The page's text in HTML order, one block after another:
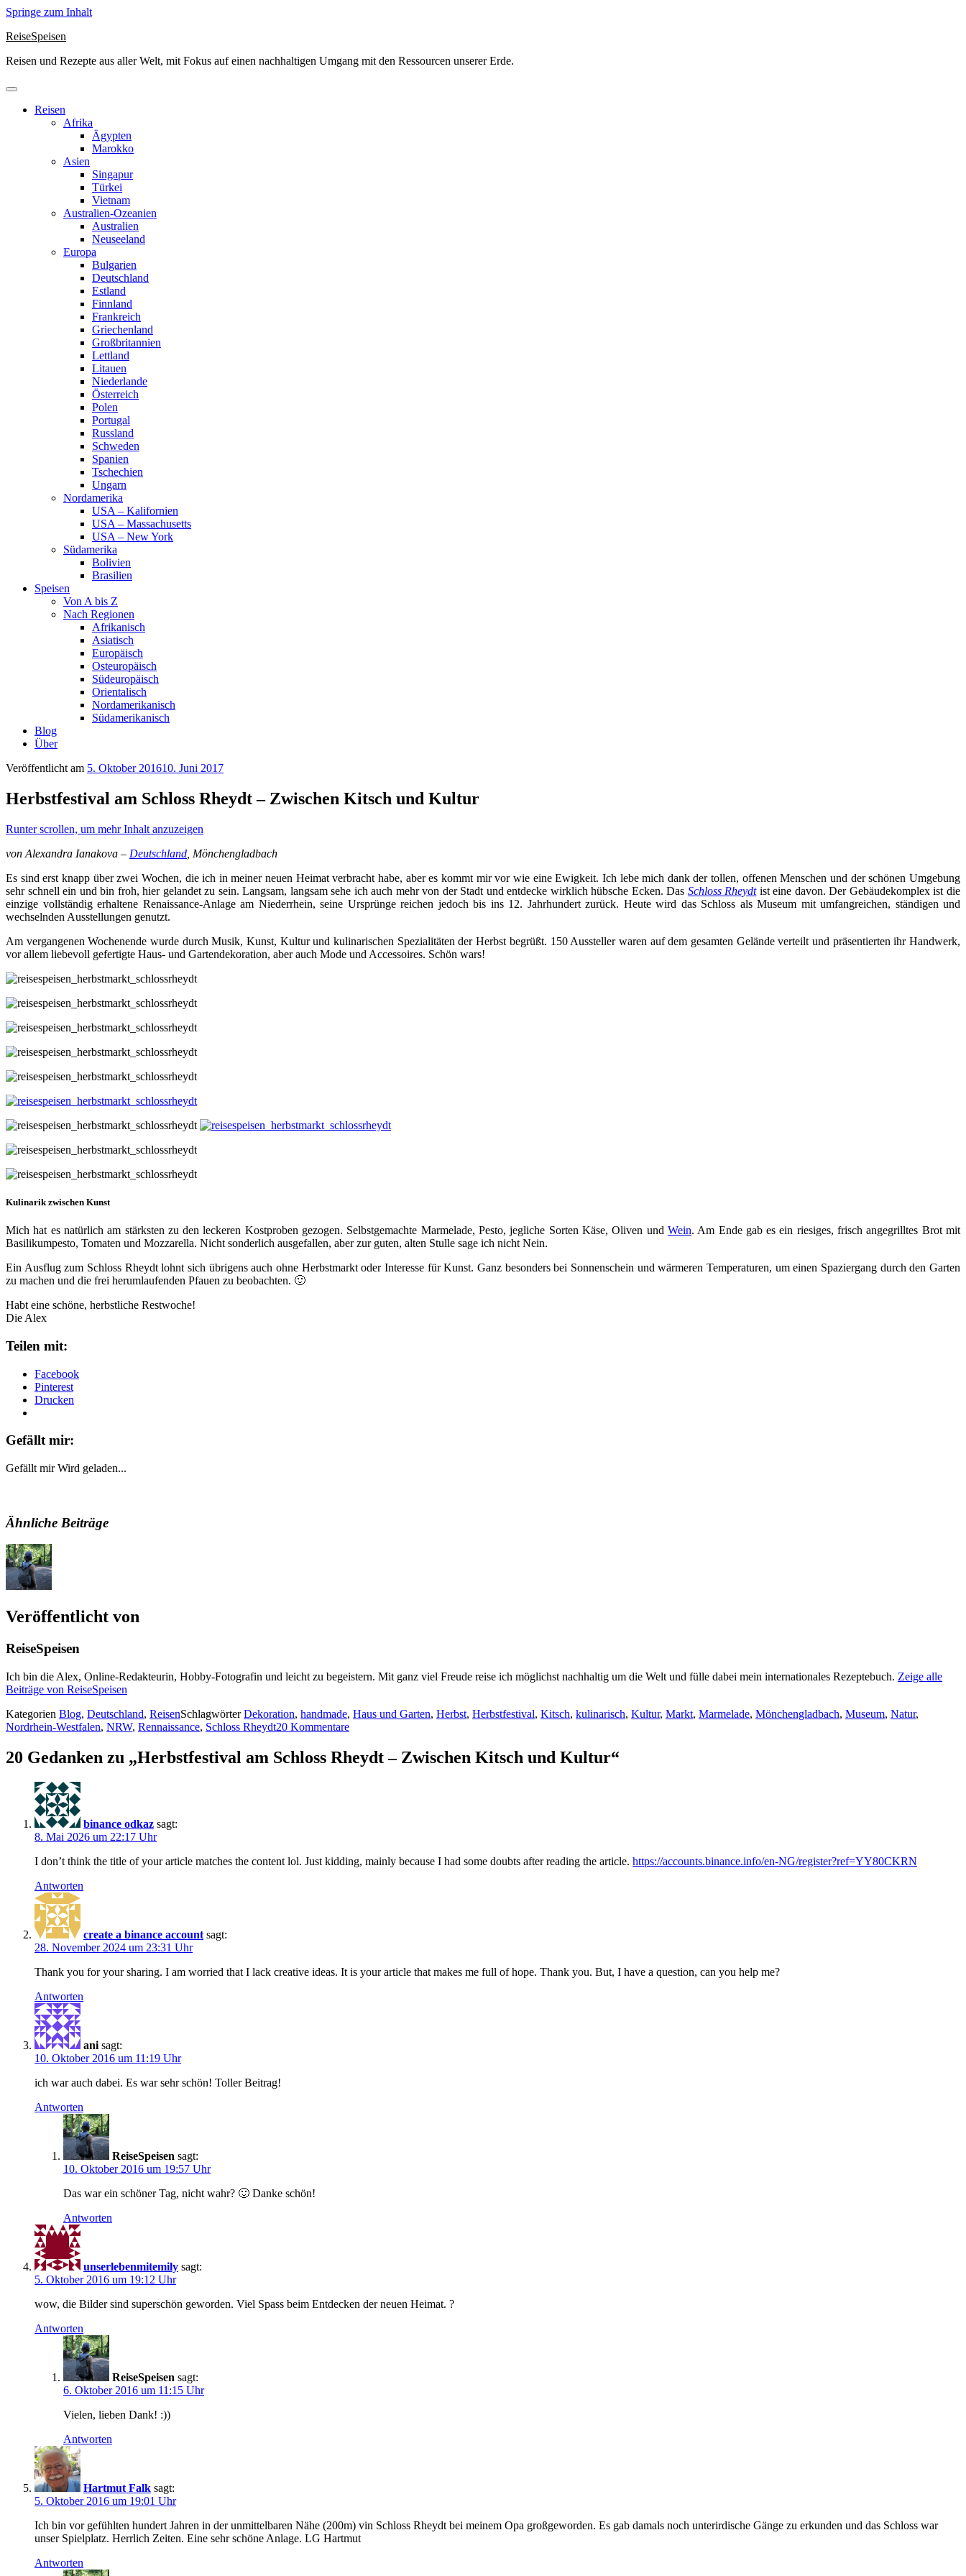
Springe zum Inhalt
ReiseSpeisen
Reisen und Rezepte aus aller Welt, mit Fokus auf einen nachhaltigen Umgang mit den Ressourcen unserer Erde.
Reisen
Afrika
Ägypten
Marokko
Asien
Singapur
Türkei
Vietnam
Australien-Ozeanien
Australien
Neuseeland
Europa
Bulgarien
Deutschland
Estland
Finnland
Frankreich
Griechenland
Großbritannien
Lettland
Litauen
Niederlande
Österreich
Polen
Portugal
Russland
Schweden
Spanien
Tschechien
Ungarn
Nordamerika
USA – Kalifornien
USA – Massachusetts
USA – New York
Südamerika
Bolivien
Brasilien
Speisen
Von A bis Z
Nach Regionen
Afrikanisch
Asiatisch
Europäisch
Osteuropäisch
Südeuropäisch
Orientalisch
Nordamerikanisch
Südamerikanisch
Blog
Über
Veröffentlicht am 5. Oktober 201610. Juni 2017
Herbstfestival am Schloss Rheydt – Zwischen Kitsch und Kultur
Runter scrollen, um mehr Inhalt anzuzeigen
von Alexandra Ianakova – Deutschland , Mönchengladbach
Es sind erst knapp über zwei Wochen, die ich in meiner neuen Heimat verbracht habe, aber es kommt mir vor wie eine Ewigkeit. Ich lebe mich dank der tollen, offenen Menschen und der schönen Umgebung
sehr schnell ein und bin froh, hier gelandet zu sein. Langsam, langsam sehe ich auch mehr von der Stadt und entdecke wirklich hübsche Ecken. Das Schloss Rheydtist eine davon. Der Gebäudekomplex ist die
einzige vollständig erhaltene Renaissance-Anlage am Niederrhein, seine Ursprünge reichen jedoch bis ins 12. Jahrhundert zurück. Heute wird das Schloss als Museum mit umfangreichen, ständigen und
wechselnden Ausstellungen genutzt.
Am vergangenen Wochenende wurde durch Musik, Kunst, Kultur und kulinarischen Spezialitäten der Herbst begrüßt. 150 Aussteller waren auf dem gesamten Gelände verteilt und präsentierten ihr Handwerk,
vor allem liebevoll gefertigte Haus- und Gartendekoration, aber auch Mode und Accessoires. Schön wars!
Kulinarik zwischen Kunst
Mich hat es natürlich am stärksten zu den leckeren Kostproben gezogen. Selbstgemachte Marmelade, Pesto, jegliche Sorten Käse, Oliven und Wein. Am Ende gab es ein riesiges, frisch angegrilltes Brot mit
Basilikumpesto, Tomaten und Mozzarella. Nicht sonderlich ausgefallen, aber zur guten, alten Stulle sage ich nicht Nein.
Ein Ausflug zum Schloss Rheydt lohnt sich übrigens auch ohne Herbstmarkt oder Interesse für Kunst. Ganz besonders bei Sonnenschein und wärmeren Temperaturen, um einen Spaziergang durch den Garten
zu machen und die frei herumlaufenden Pfauen zu beobachten. 🙂
Habt eine schöne, herbstliche Restwoche!
Die Alex
Teilen mit:
Facebook
Pinterest
Drucken
Gefällt mir:
Gefällt mir Wird geladen...
Ähnliche Beiträge
Veröffentlicht von
ReiseSpeisen
Ich bin die Alex, Online-Redakteurin, Hobby-Fotografin und leicht zu begeistern. Mit ganz viel Freude reise ich möglichst nachhaltig um die Welt und fülle dabei mein internationales Rezeptebuch. Zeige alle
Beiträge von ReiseSpeisen
Kategorien Blog, Deutschland, ReisenSchlagwörterDekoration, handmade, Haus und Garten, Herbst, Herbstfestival, Kitsch, kulinarisch, Kultur, Markt, Marmelade, Mönchengladbach, Museum, Natur,
Nordrhein-Westfalen, NRW, Rennaissance, Schloss Rheydt20 Kommentare
20 Gedanken zu „Herbstfestival am Schloss Rheydt – Zwischen Kitsch und Kultur“
binance odkaz sagt:
8. Mai 2026 um 22:17 Uhr
I don’t think the title of your article matches the content lol. Just kidding, mainly because I had some doubts after reading the article. https://accounts.binance.info/en-NG/register?ref=YY80CKRN
Antworten
create a binance account sagt:
28. November 2024 um 23:31 Uhr
Thank you for your sharing. I am worried that I lack creative ideas. It is your article that makes me full of hope. Thank you. But, I have a question, can you help me?
Antworten
ani sagt:
10. Oktober 2016 um 11:19 Uhr
ich war auch dabei. Es war sehr schön! Toller Beitrag!
Antworten
ReiseSpeisen sagt:
10. Oktober 2016 um 19:57 Uhr
Das war ein schöner Tag, nicht wahr? 🙂 Danke schön!
Antworten
unserlebenmitemily sagt:
5. Oktober 2016 um 19:12 Uhr
wow, die Bilder sind superschön geworden. Viel Spass beim Entdecken der neuen Heimat. ?
Antworten
ReiseSpeisen sagt:
6. Oktober 2016 um 11:15 Uhr
Vielen, lieben Dank! :))
Antworten
Hartmut Falk sagt:
5. Oktober 2016 um 19:01 Uhr
Ich bin vor gefühlten hundert Jahren in der unmittelbaren Nähe (200m) vin Schloss Rheydt bei meinem Opa großgeworden. Es gab damals noch unterirdische Gänge zu erkunden und das Schloss war
unser Spielplatz. Herrlich Zeiten. Eine sehr schöne Anlage. LG Hartmut
Antworten